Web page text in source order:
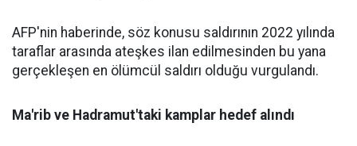
AFP'nin haberinde, söz konusu saldırının 2022 yılında
taraflar arasında ateşkes ilan edilmesinden bu yana
gerçekleşen en ölümcül saldırı olduğu vurgulandı.
Ma'rib ve Hadramut'taki kamplar hedef alındı